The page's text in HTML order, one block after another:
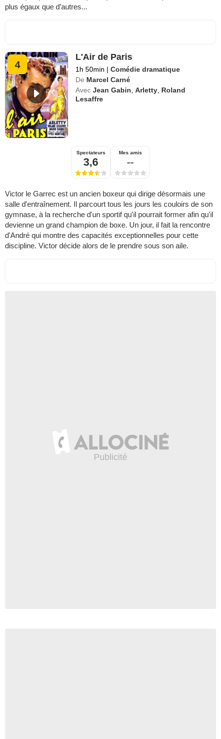
plus égaux que d’autres...
4
L'Air de Paris
1h 50min | Comédie dramatique
De Marcel Carné
Avec Jean Gabin ,Arletty Roland
Lesaffre
Spectateurs
3,6
Mes amis
--
Victor le Garrec est un ancien boxeur qui dirige désormais une
salle d'entraînement. Il parcourt tous les jours les couloirs de son
gymnase, à la recherche d'un sportif qu'il pourrait former afin qu'il
devienne un grand champion de boxe. Un jour, il fait la rencontre
d'André qui montre des capacités exceptionnelles pour cette
discipline. Victor décide alors de le prendre sous son aile.